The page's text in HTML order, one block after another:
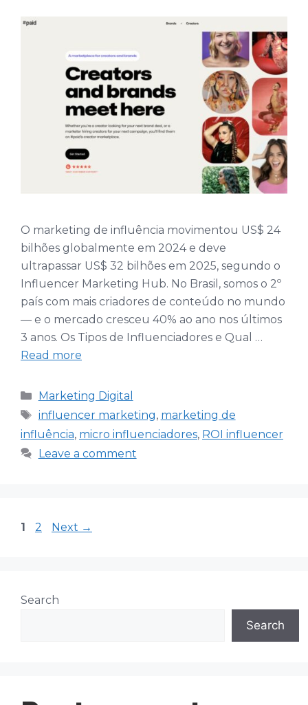
O marketing de influência movimentou US$ 24
bilhões globalmente em 2024 e deve
ultrapassar US$ 32 bilhões em 2025, segundo o
Influencer Marketing Hub. No Brasil, somos o 2º
país com mais criadores de conteúdo no mundo
— e o mercado cresceu 40% ao ano nos últimos
3 anos. Os Tipos de Influenciadores e Qual …
Read more
Categories
Marketing Digital
Tags
influencer marketing, marketing de
influência, micro influenciadores, ROI influencer
Leave a comment
Page
1 Page
2 Next →
Search
Search